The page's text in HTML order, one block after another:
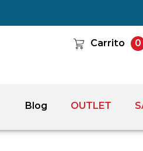
Carrito 0
Blog OUTLET